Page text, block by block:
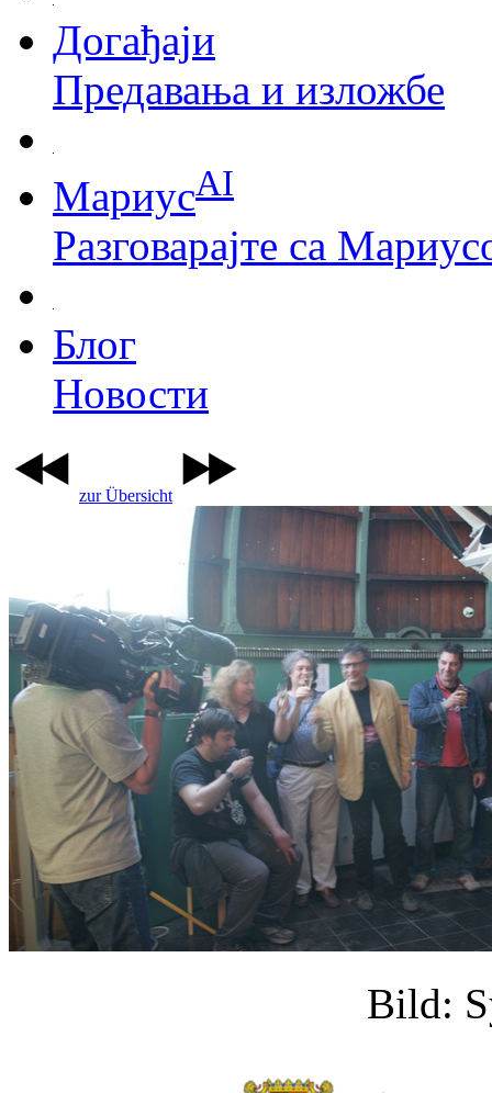
Догађаји
Предавања и изложбе
МариусAI
Разговарајте са
Блог
Новости
zur Übersicht
Bild: